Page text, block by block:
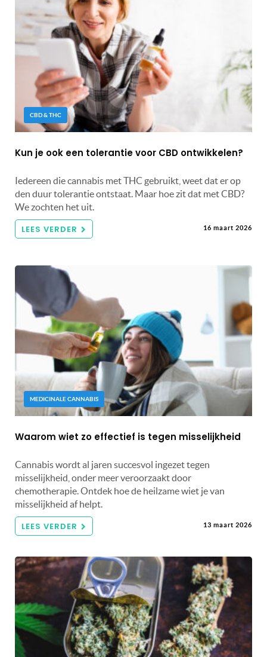
CBD & THC
Kun je ook een tolerantie voor CBD ontwikkelen?
Iedereen die cannabis met THC gebruikt, weet dat er op
den duur tolerantie ontstaat. Maar hoe zit dat met CBD?
We zochten het uit.
LEES VERDER 16 maart 2026
MEDICINALE CANNABIS
Waarom wiet zo effectief is tegen misselijkheid
Cannabis wordt al jaren succesvol ingezet tegen
misselijkheid, onder meer veroorzaakt door
chemotherapie. Ontdek hoe de heilzame wiet je van
misselijkheid af helpt.
LEES VERDER 13 maart 2026